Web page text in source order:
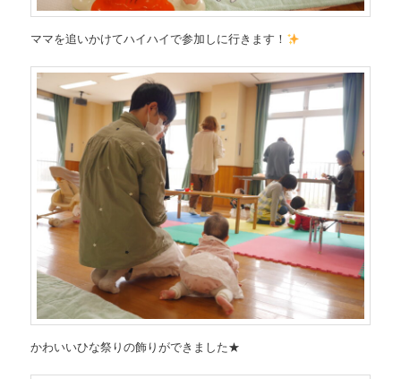
ママを追いかけてハイハイで参加しに行きます！
かわいいひな祭りの飾りができました★